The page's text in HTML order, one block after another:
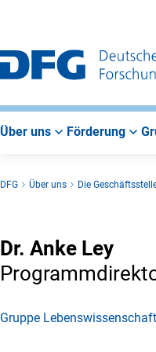
Über uns Förderung
DFG Über uns Die
Dr. Anke Ley
Gruppe